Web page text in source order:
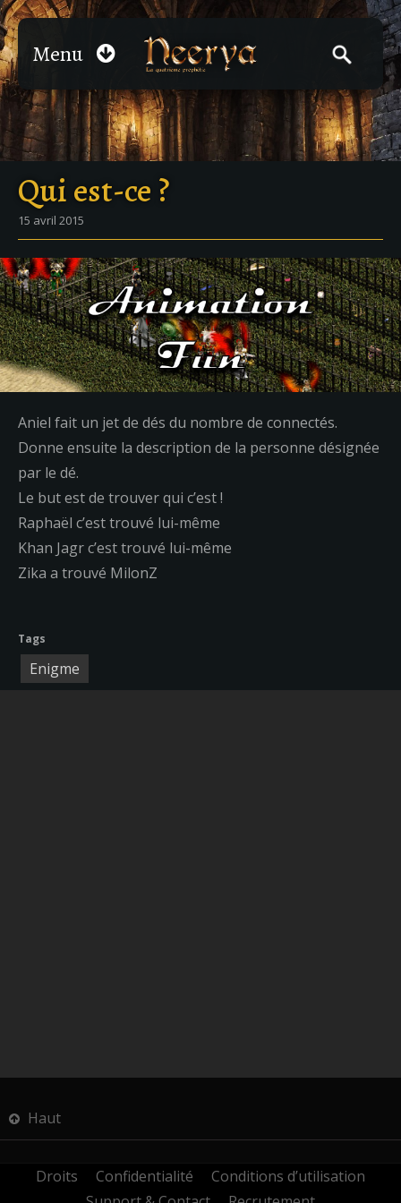
Menu
Qui est-ce ?
15 avril 2015
Aniel fait un jet de dés du nombre de connectés.
Donne ensuite la description de la personne désignée
par le dé.
Le but est de trouver qui c’est !
Raphaël c’est trouvé lui-même
Khan Jagr c’est trouvé lui-même
Zika a trouvé MilonZ
Tags
Enigme
Haut
Droits Confidentialité
Conditions d’utilisation